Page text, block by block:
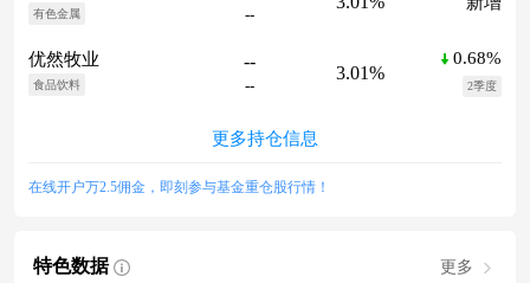
有色金属 --
优然牧业
食品饮料
--
--
3.01%
0.68%
2季度
更多持仓信息
在线开户万2.5佣金，即刻参与基金重仓股行情！
特色数据 更多